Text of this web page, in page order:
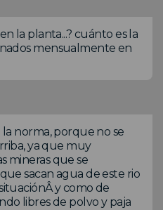
la planta...? cuánto es la
mensualmente en
norma, porque no se
ya que muy
mineras que se
sacan agua de este rio
y como de
libres de polvo y paja